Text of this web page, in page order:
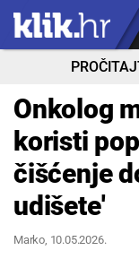
Onkolog
koristi
čišćenje
udišete'
Marko, 10.05.2026.